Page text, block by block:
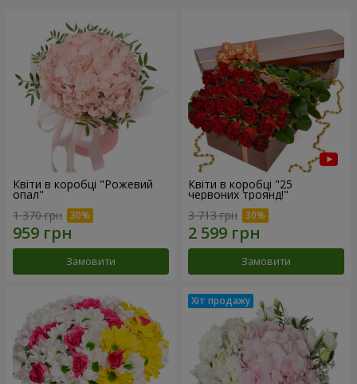
Квіти в коробці "Рожевий
опал"
1 370 грн
Замовити
Квіти в коробці "25
червоних троянд!"
3 713 грн
Замовити